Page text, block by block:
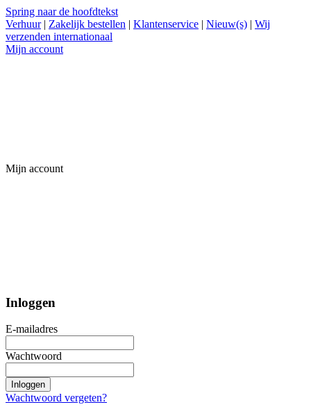
Spring naar de hoofdtekst
Verhuur | Zakelijk bestellen | Klantenservice | Nieuw(s) | Wij
verzenden internationaal
Mijn account
Mijn account
Inloggen
E-mailadres
Wachtwoord
Inloggen
Wachtwoord vergeten?